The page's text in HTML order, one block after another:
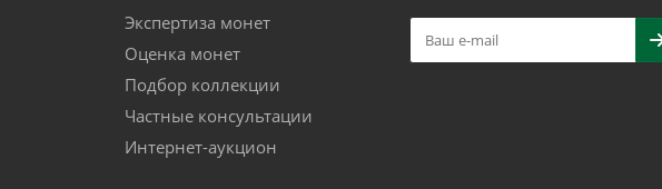
Экспертиза монет
Оценка монет
Подбор коллекции
Частные консультации
Интернет-аукцион